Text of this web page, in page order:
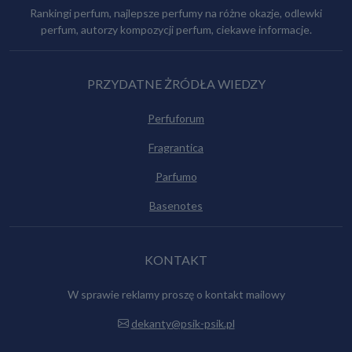
Rankingi perfum, najlepsze perfumy na różne okazje, odlewki
perfum, autorzy kompozycji perfum, ciekawe informacje.
PRZYDATNE ŻRÓDŁA WIEDZY
Perfuforum
Fragrantica
Parfumo
Basenotes
KONTAKT
W sprawie reklamy proszę o kontakt mailowy
dekanty@psik-psik.pl